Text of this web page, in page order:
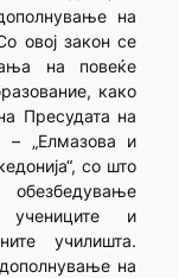
на
овој закон се
на повеќе
како
Пресудата на
– „Елмазова и
со што
учениците и
училишта.
на